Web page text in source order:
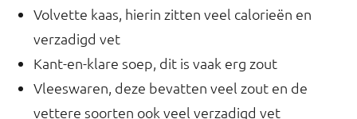
Volvette kaas, hierin zitten veel calorieën en
verzadigd vet
Kant-en-klare soep, dit is vaak erg zout
Vleeswaren, deze bevatten veel zout en de
vettere soorten ook veel verzadigd vet